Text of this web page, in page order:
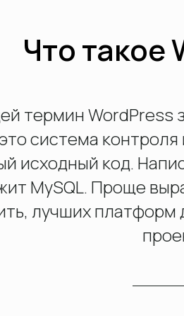
Что такое
термин WordPress
система
исходный код.
MySQL. Проще
лучших платформ
Обсудить проект